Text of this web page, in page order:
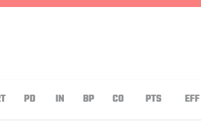
PD IN BP CO PTS EFF